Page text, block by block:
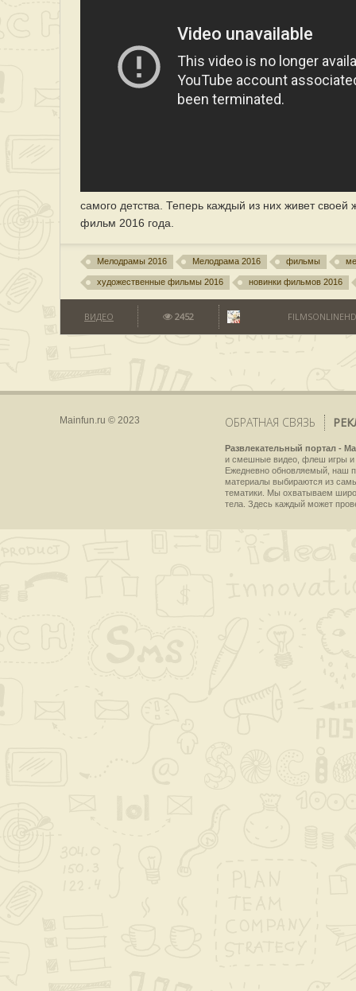
самого детства. Теперь каждый из них живет
фильм 2016 года.
Мелодрамы 2016 Мелодрама 2016 фильмы
художественные фильмы 2016 новинки фильмов 2016
ВИДЕО 2452
Mainfun.ru © 2023 ОБРАТНАЯ СВЯЗЬ
Развлекательный портал -
и смешные видео, флеш игры и
Ежедневно обновляемый, наш
материалы выбираются из
тематики. Мы охватываем
тела. Здесь каждый может